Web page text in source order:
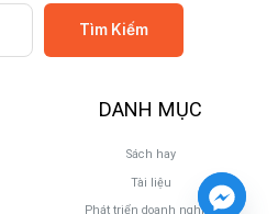
Tìm Kiếm
DANH MỤC
Sách hay
Tài liệu
Phát triển doanh nghiệp